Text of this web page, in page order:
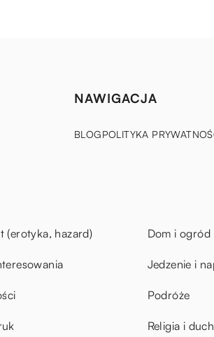
NAWIGACJA
BLOGPOLITYKA
(erotyka, hazard) Dom i ogród
Jedzenie i
Podróże
Religia i